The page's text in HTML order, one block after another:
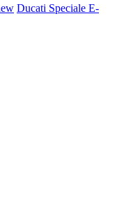
Ducati Speciale E-